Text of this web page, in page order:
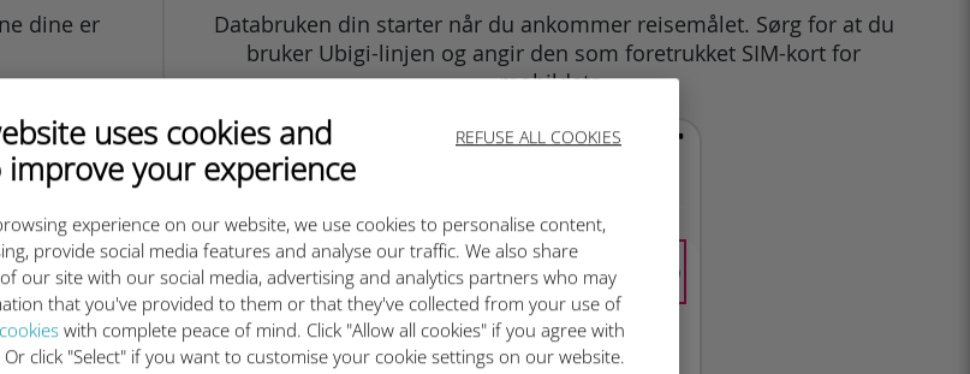
REFUSE ALL COOKIES
uses cookies and
your experience
experience on our website, we use cookies to personalise content,
provide social media features and analyse our traffic. We also share
our site with our social media, advertising and analytics partners who may
that you've provided to them or that they've collected from your use of
with complete peace of mind. Click "Allow all cookies" if you agree with
click "Select" if you want to customise your cookie settings on our website.
dine er
Databruken din starter når du ankommer reisemålet. Sørg for at du
bruker Ubigi-linjen og angir den som foretrukket SIM-kort for
mobildata.